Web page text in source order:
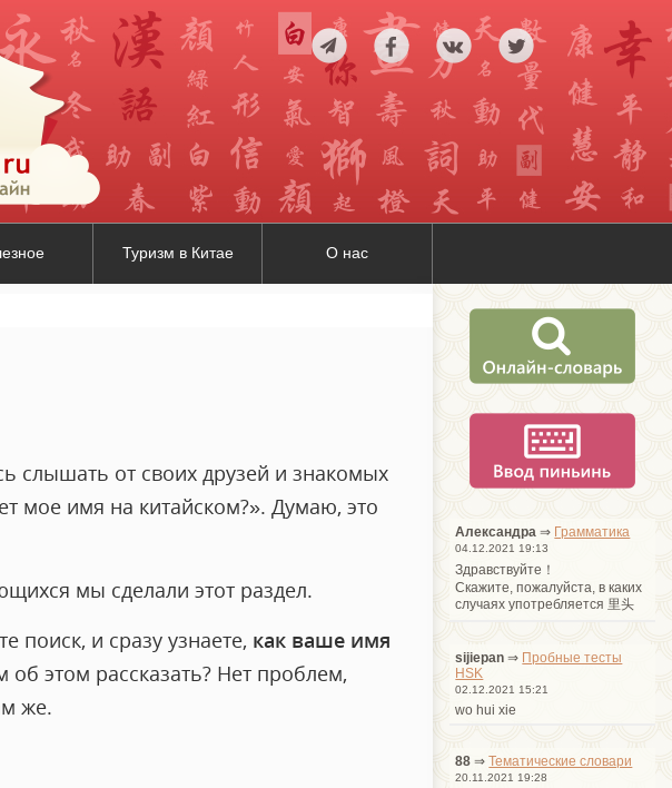
Туризм в Китае О нас
слышать от своих друзей и знакомых
мое имя на китайском?». Думаю, это
мы сделали этот раздел.
поиск, и сразу узнаете, как ваше имя
об этом рассказать? Нет проблем,
же.
Александра ⇒ Грамматика
04.12.2021 19:13
Здравствуйте！
Cкажите, пожалуйста, в каких
случаях употребляется 里头
sijiepan ⇒ Пробные тесты
HSK
02.12.2021 15:21
wo hui xie
88 ⇒Тематические словари
20.11.2021 19:28